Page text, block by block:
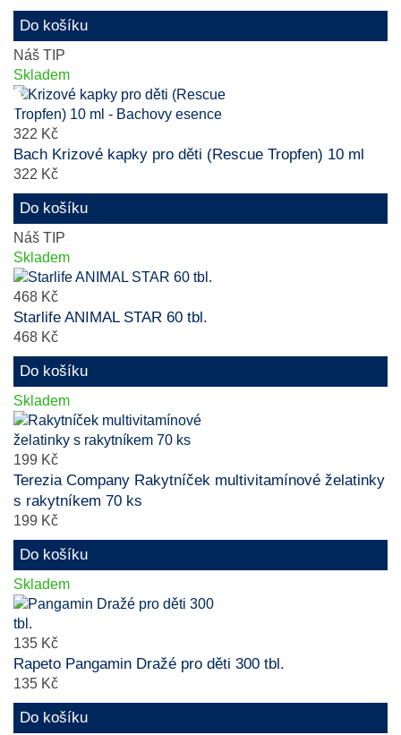
Do košíku
Náš TIP
Skladem
322 Kč
Bach Krizové kapky pro děti (Rescue Tropfen) 10 ml
322 Kč
Do košíku
Náš TIP
Skladem
468 Kč
Starlife ANIMAL STAR 60 tbl.
468 Kč
Do košíku
Skladem
199 Kč
Terezia Company Rakytníček multivitamínové želatinky
s rakytníkem 70 ks
199 Kč
Do košíku
Skladem
135 Kč
Rapeto Pangamin Dražé pro děti 300 tbl.
135 Kč
Do košíku